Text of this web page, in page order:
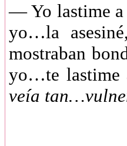
— Yo lastime
yo…la
mostraban
yo…te lastime
veía